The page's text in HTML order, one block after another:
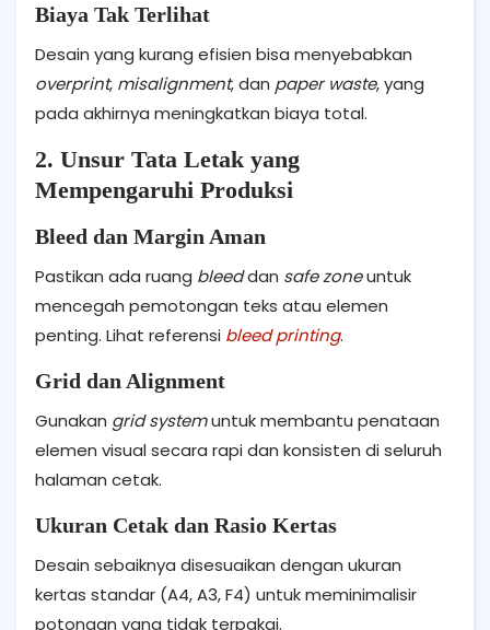
Biaya Tak Terlihat
Desain yang kurang efisien bisa menyebabkan
overprint, misalignment, dan paper waste, yang
pada akhirnya meningkatkan biaya total.
2. Unsur Tata Letak yang
Mempengaruhi Produksi
Bleed dan Margin Aman
Pastikan ada ruang bleeddan safe zoneuntuk
mencegah pemotongan teks atau elemen
penting. Lihat referensi bleed printing.
Grid dan Alignment
Gunakan grid systemuntuk membantu penataan
elemen visual secara rapi dan konsisten di seluruh
halaman cetak.
Ukuran Cetak dan Rasio Kertas
Desain sebaiknya disesuaikan dengan ukuran
kertas standar (A4, A3, F4) untuk meminimalisir
potongan yang tidak terpakai.